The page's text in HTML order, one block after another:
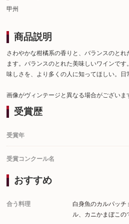
甲州
商品説明
さわやかな柑橘系の香りと、バランスのと
ます。バランスのとれた美味しいワインで
味しさを、より多くの人に知ってほしい。
画像がヴィンテージと異なる場合がございま
受賞歴
受賞年
受賞コンクール名
おすすめ
合う料理
白身魚のカルパッチ
ル、カニかまぼこの